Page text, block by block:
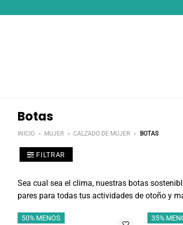
al
Botas
INICIO » MUJER » CALZADO DE MUJER » BOTAS
FILTRAR
Sea cual sea el clima, nuestras botas
pares para todas tus actividades de otoño y
50% MENOS 35%